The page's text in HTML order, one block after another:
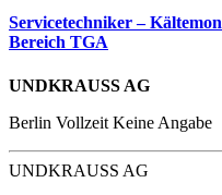
Servicetechniker –
Bereich TGA
UNDKRAUSS AG
Berlin Vollzeit Keine Angabe
UNDKRAUSS AG